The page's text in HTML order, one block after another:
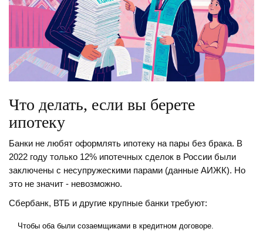
Что делать, если вы берете
ипотеку
Банки не любят оформлять ипотеку на пары без брака. В
2022 году только 12% ипотечных сделок в России были
заключены с несупружескими парами (данные АИЖК). Но
это не значит - невозможно.
Сбербанк, ВТБ и другие крупные банки требуют:
Чтобы оба были созаемщиками в кредитном договоре.